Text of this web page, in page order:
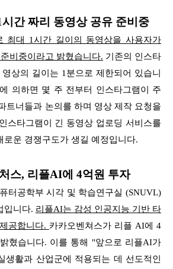
간 짜리 동영상 공유 준비중
최대 1시간 길이의 동영상을 사용자가
비중이라고 밝혔습니다. 기존의 인스타
상의 길이는 1분으로 제한되어 있습니
의하면 몇 주 전부터 인스타그램이 주
트너들과 논의를 하며 영상 제작 요청을
스타그램이 긴 동영상 업로딩 서비스를
로운 경쟁구도가 생길 예정입니다.
스, 리플AI에 4억원 투자
터공학부 시각 및 학습연구실 (SNUVL)
입니다. 리플AI는 감성 인공지능 기반 타
공합니다. 카카오벤쳐스가 리플 AI에 4
혔습니다. 이를 통해 "앞으로 리플AI가
생활과 산업군에 적용되는 데 선도적인